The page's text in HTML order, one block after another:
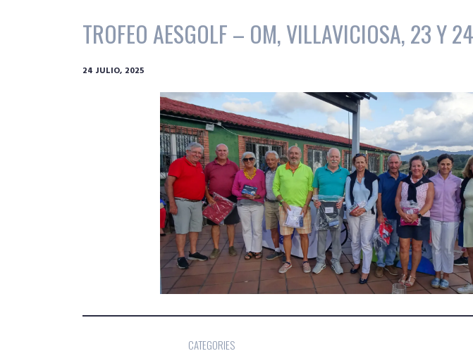
TROFEO AESGOLF – OM, VILLAVICIOSA, 23 Y
24 JULIO, 2025
CATEGORIES